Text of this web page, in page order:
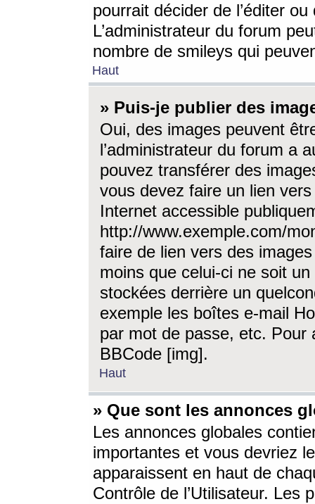
pourrait décider de l’éditer
L’administrateur du forum
nombre de smileys qui
Haut
» Puis-je publier des
Oui, des images peuvent
l’administrateur du forum a
pouvez transférer des
vous devez faire un lien
Internet accessible
http://www.exemple.com/
faire de lien vers des
moins que celui-ci ne soit
stockées derrière un
exemple les boîtes e-mail
par mot de passe, etc. Pour
BBCode [img].
Haut
» Que sont les annonces
Les annonces globales
importantes et vous devriez
apparaissent en haut de
Contrôle de l’Utilisateur. Les